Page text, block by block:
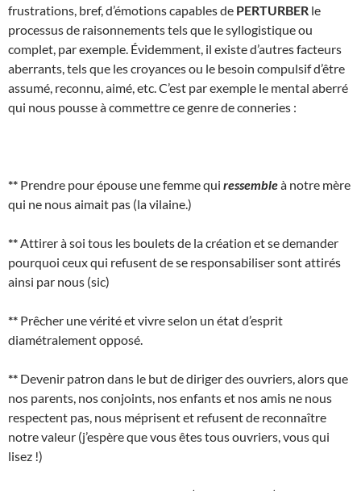
frustrations, bref, d’émotions capables de PERTURBER le
processus de raisonnements tels que le syllogistique ou
complet, par exemple. Évidemment, il existe d’autres facteurs
aberrants, tels que les croyances ou le besoin compulsif d’être
assumé, reconnu, aimé, etc. C’est par exemple le mental aberré
qui nous pousse à commettre ce genre de conneries :
** Prendre pour épouse une femme qui ressembleà notre mère
qui ne nous aimait pas (la vilaine.)
** Attirer à soi tous les boulets de la création et se demander
pourquoi ceux qui refusent de se responsabiliser sont attirés
ainsi par nous (sic)
** Prêcher une vérité et vivre selon un état d’esprit
diamétralement opposé.
** Devenir patron dans le but de diriger des ouvriers, alors que
nos parents, nos conjoints, nos enfants et nos amis ne nous
respectent pas, nous méprisent et refusent de reconnaître
notre valeur (j’espère que vous êtes tous ouvriers, vous qui
lisez !)